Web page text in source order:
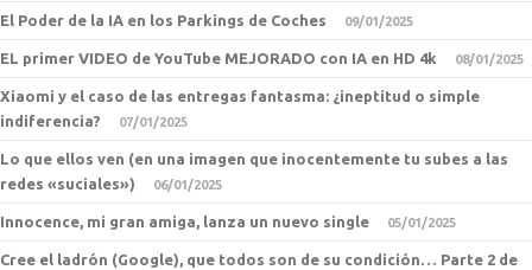
El Poder de la IA en los Parkings de Coches 09/01/2025
EL primer VIDEO de YouTube MEJORADO con IA en HD 4k 08/01/2025
Xiaomi y el caso de las entregas fantasma: ¿ineptitud o simple
indiferencia?
07/01/2025
Lo que ellos ven (en una imagen que inocentemente tu subes a las
redes «suciales»)
06/01/2025
Innocence, mi gran amiga, lanza un nuevo single 05/01/2025
Cree el ladrón (Google), que todos son de su condición… Parte 2 de